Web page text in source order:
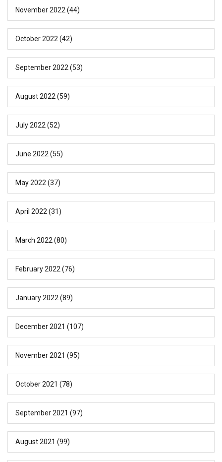
November 2022 (44)
October 2022 (42)
September 2022 (53)
August 2022 (59)
July 2022 (52)
June 2022 (55)
May 2022 (37)
April 2022 (31)
March 2022 (80)
February 2022 (76)
January 2022 (89)
December 2021 (107)
November 2021 (95)
October 2021 (78)
September 2021 (97)
August 2021 (99)